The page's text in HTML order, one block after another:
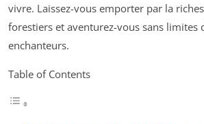
vivre. Laissez-vous emporter par la
forestiers et aventurez-vous sans limites
enchanteurs.
Table of Contents